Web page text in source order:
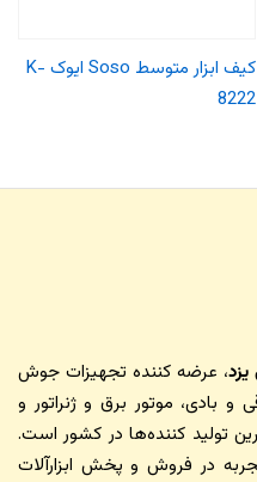
کیف ابزار متوسط Soso ایوک K-
8222
، عرضه کننده تجهیزات جوش
و بادی، موتور برق و ژنراتور و
تولید کننده‌ها در کشور است.
در فروش و پخش ابزارآلات